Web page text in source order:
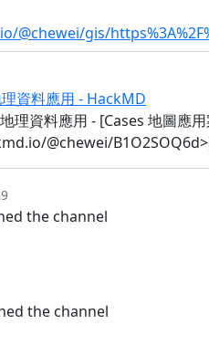
@chewei/gis/
資料應用 - HackMD
理資料應用 - [Cases 地圖應
@chewei/
the channel
the channel